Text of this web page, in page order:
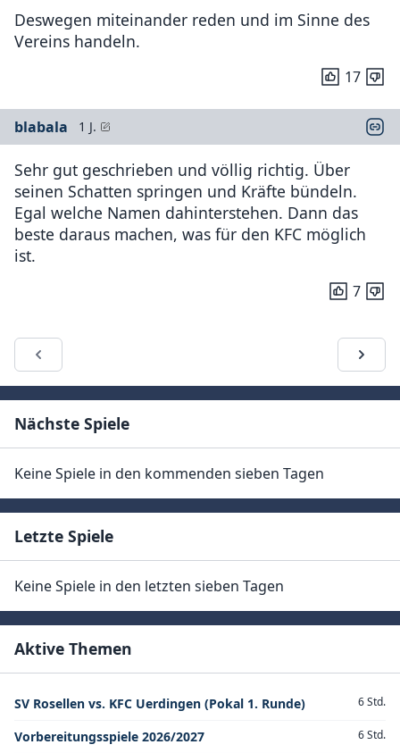
Deswegen miteinander reden und im Sinne des
Vereins handeln.
17
blabala 1 J.
Sehr gut geschrieben und völlig richtig. Über
seinen Schatten springen und Kräfte bündeln.
Egal welche Namen dahinterstehen. Dann das
beste daraus machen, was für den KFC möglich
ist.
7
Nächste Spiele
Keine Spiele in den kommenden sieben Tagen
Letzte Spiele
Keine Spiele in den letzten sieben Tagen
Aktive Themen
SV Rosellen vs. KFC Uerdingen (Pokal 1. Runde) 6 Std.
Vorbereitungsspiele 2026/2027 6 Std.